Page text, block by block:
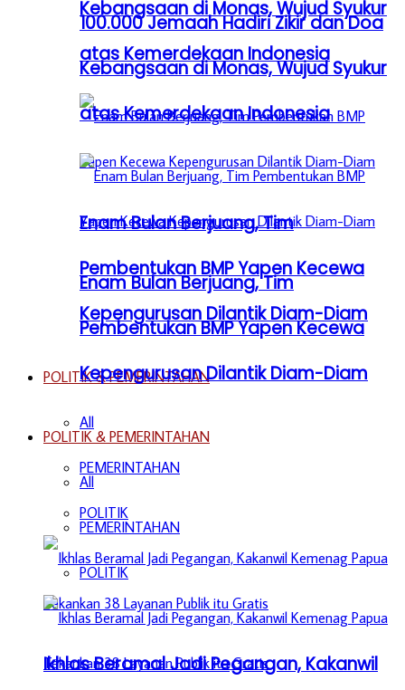
Kebangsaan di Monas, Wujud Syukur
atas Kemerdekaan Indonesia
Enam Bulan Berjuang, Tim
Pembentukan BMP Yapen Kecewa
Kepengurusan Dilantik Diam-Diam
POLITIK & PEMERINTAHAN
All
PEMERINTAHAN
POLITIK
Ikhlas Beramal Jadi Pegangan, Kakanwil
100.000 Jemaah Hadiri Zikir dan Doa
Kebangsaan di Monas, Wujud Syukur
atas Kemerdekaan Indonesia
Enam Bulan Berjuang, Tim
Pembentukan BMP Yapen Kecewa
Kepengurusan Dilantik Diam-Diam
POLITIK & PEMERINTAHAN
All
PEMERINTAHAN
POLITIK